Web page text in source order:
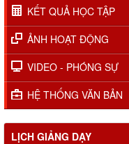
KẾT QUẢ HỌC TẬP
ẢNH HOẠT ĐỘNG
VIDEO - PHÓNG SỰ
HỆ THỐNG VĂN BẢN
LỊCH GIẢNG DẠY